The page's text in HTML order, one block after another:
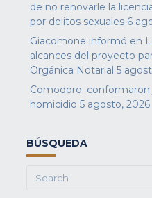
de no renovarle la
por delitos sexuales 6
Giacomone informó en
alcances del proyecto
Orgánica Notarial 5
Comodoro:
homicidio 5 agosto, 2026
BÚSQUEDA
Search